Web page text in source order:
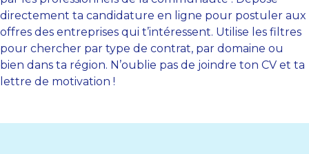
directement ta candidature en ligne pour postuler aux
offres des entreprises qui t’intéressent. Utilise les filtres
pour chercher par type de contrat, par domaine ou
bien dans ta région. N’oublie pas de joindre ton CV et ta
lettre de motivation !